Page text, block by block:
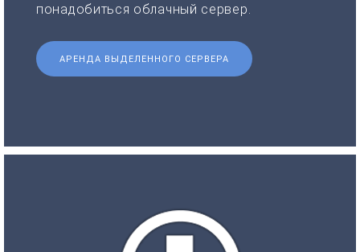
понадобиться облачный сервер.
АРЕНДА ВЫДЕЛЕННОГО СЕРВЕРА